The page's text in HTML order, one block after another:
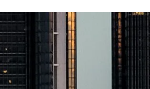
遠見好讀